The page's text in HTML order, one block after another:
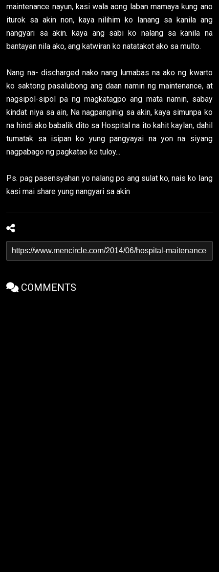
maintenance nayun, kasi wala aong laban mamaya kung ano
iturok sa akin non, kaya nilihim ko lanang sa kanila ang
nangyari sa akin. kaya ang sabi ko nalang sa kanila na
bantayan nila ako, ang katwiran ko natatakot ako sa multo.
Nang na- discharged nako nang lumabas na ako ng kwarto
ko saktong pasalubong ang daan namin ng maintenance, at
nagsipol-sipol pa ng magkatagpo ang mata namin, sabay
kindat niya sa ain, Na nagpanginig sa akin, kaya simunpa ko
na hindi ako babalik dito sa Hospital na ito kahit kaylan, dahil
tumatak sa isipan ko yung pangyayai na yon na siyang
nagpabago ng pagkatao ko tuloy...
Ps. pag pasensyahan yo nalang po ang sulat ko, nais ko lang
kasi mai share yung nangyari sa akin
COMMENTS